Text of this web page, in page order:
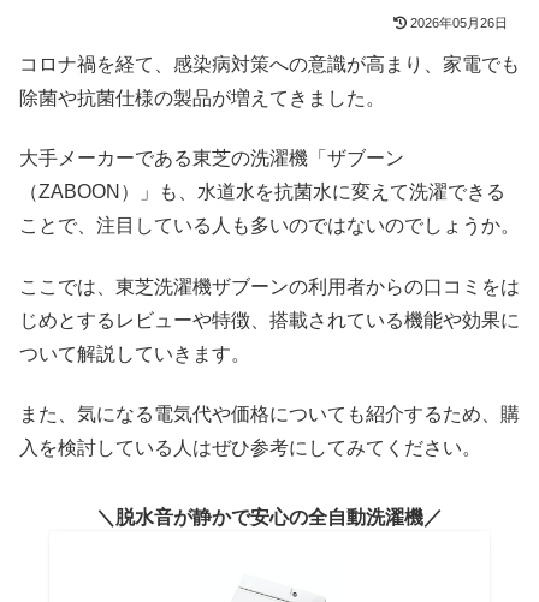
2026年05月26日
コロナ禍を経て、感染病対策への意識が高まり、家電でも
除菌や抗菌仕様の製品が増えてきました。
大手メーカーである東芝の洗濯機「ザブーン
（ZABOON）」も、水道水を抗菌水に変えて洗濯できる
ことで、注目している人も多いのではないのでしょうか。
ここでは、東芝洗濯機ザブーンの利用者からの口コミをは
じめとするレビューや特徴、搭載されている機能や効果に
ついて解説していきます。
また、気になる電気代や価格についても紹介するため、購
入を検討している人はぜひ参考にしてみてください。
脱水音が静かで安心の全自動洗濯機